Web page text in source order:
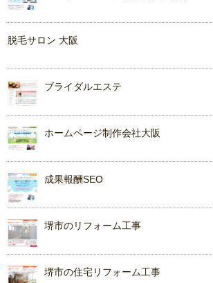
脱毛サロン 大阪
ブライダルエステ
ホームページ制作会社大阪
成果報酬SEO
堺市のリフォーム工事
堺市の住宅リフォーム工事